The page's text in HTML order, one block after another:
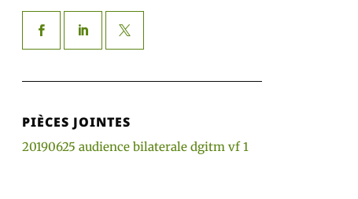
PIÈCES JOINTES
20190625 audience bilaterale dgitm vf 1